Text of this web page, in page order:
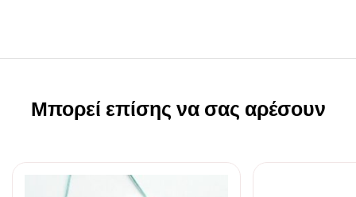
Μπορεί επίσης να σας αρέσουν